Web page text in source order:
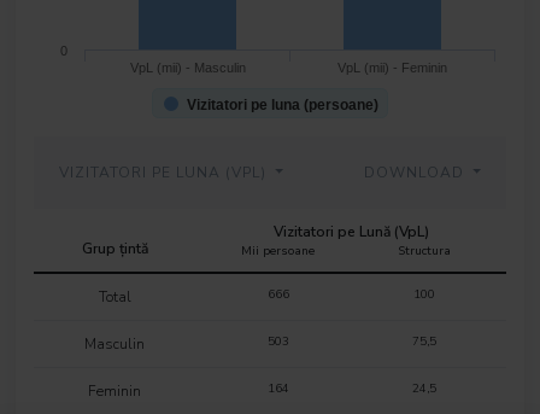
Vizitatori pe luna (persoane)
VpL (mii) - Masculin VpL (mii) - Feminin
0
VIZITATORI PE LUNA (VPL) DOWNLOAD
Grup țintă
Vizitatori pe Lună (VpL)
Mii persoane Structura
Total 666 100
Masculin 503 75,5
Feminin 164 24,5